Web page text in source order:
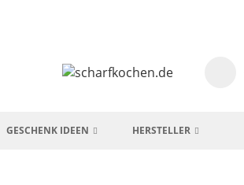
GESCHENK IDEEN HERSTELLER